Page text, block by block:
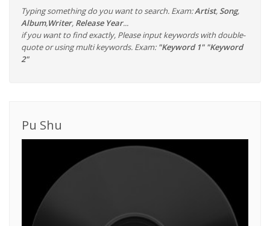
Typing something do you want to search. Exam:Artist, Song,
Album,Writer, Release Year...
if you want to find exactly, Please input keywords with double-
quote or using multi keywords. Exam: "Keyword 1" "Keyword
2"
Pu Shu